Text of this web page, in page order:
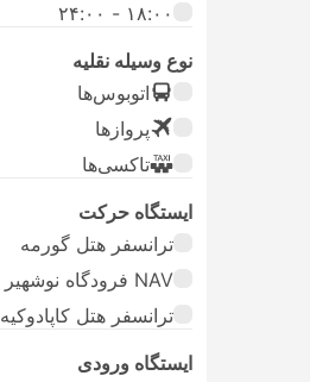
۱۸:۰۰ - ۲۴:۰۰
نوع وسیله نقلیه
اتوبوس‌ها
پرواز‌ها
تاکسی‌ها
ایستگاه حرکت
ترانسفر هتل گورمه
NAV فرودگاه نوشهیر کاپادوکیا
ترانسفر هتل کاپادوکیه
ایستگاه ورودی